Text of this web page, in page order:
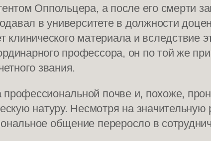
Оппольцера, а после его смерти
в университете в должности
клинического материала и вследствие
профессора, он по той же
звания.
почве и, похоже,
натуру. Несмотря на значительную
общение переросло в